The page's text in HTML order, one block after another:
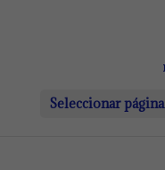
Seleccionar página